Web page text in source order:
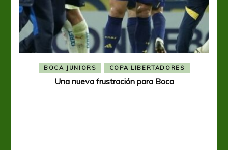
BOCA JUNIORS COPA LIBERTADORES
Una nueva frustración para Boca